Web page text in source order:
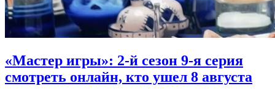
«Мастер игры»: 2-й сезон 9-я серия
смотреть онлайн, кто ушел 8 августа